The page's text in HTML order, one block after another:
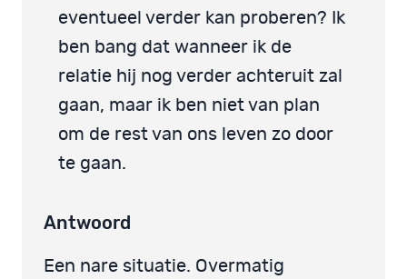
eventueel verder kan proberen? Ik
ben bang dat wanneer ik de
relatie hij nog verder achteruit zal
gaan, maar ik ben niet van plan
om de rest van ons leven zo door
te gaan.
Antwoord
Een nare situatie. Overmatig